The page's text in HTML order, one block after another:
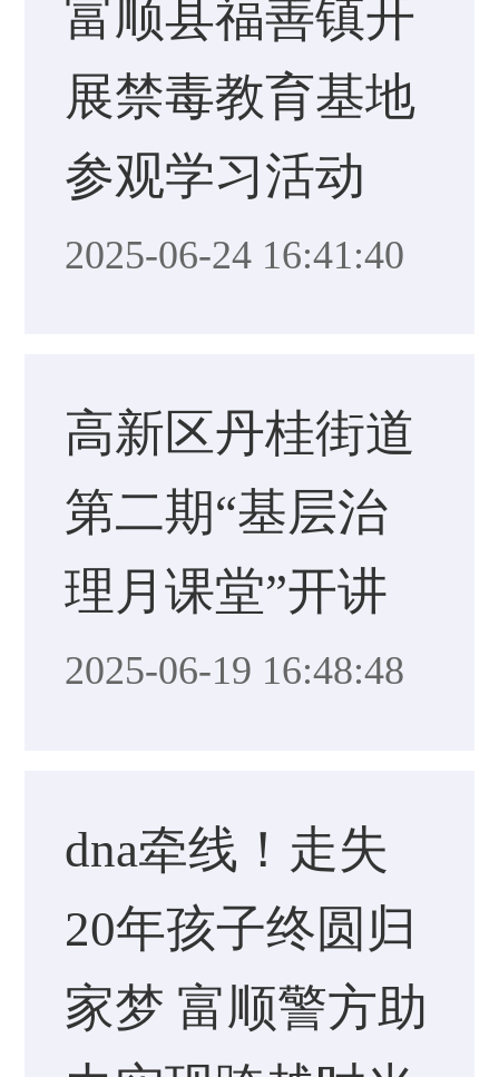
富顺县福善镇开
展禁毒教育基地
参观学习活动
2025-06-24 16:41:40
高新区丹桂街道
第二期“基层治
理月课堂”开讲
2025-06-19 16:48:48
dna牵线！走失
20年孩子终圆归
家梦 富顺警方助